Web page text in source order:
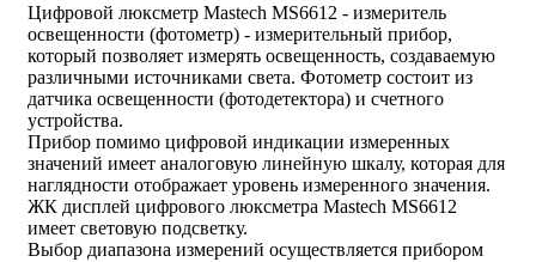
Цифровой люксметр Mastech MS6612 - измеритель
освещенности (фотометр) - измерительный прибор,
который позволяет измерять освещенность, создаваемую
различными источниками света. Фотометр состоит из
датчика освещенности (фотодетектора) и счетного
устройства.
Прибор помимо цифровой индикации измеренных
значений имеет аналоговую линейную шкалу, которая для
наглядности отображает уровень измеренного значения.
ЖК дисплей цифрового люксметра Mastech MS6612
имеет световую подсветку.
Выбор диапазона измерений осуществляется прибором